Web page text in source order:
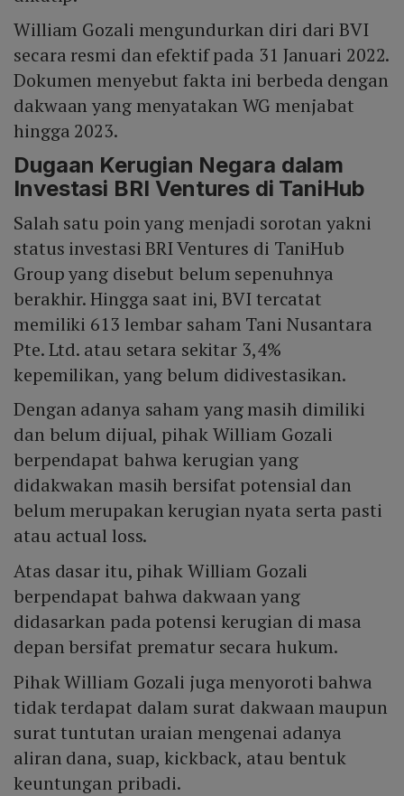
William Gozali mengundurkan diri dari BVI
secara resmi dan efektif pada 31 Januari 2022.
Dokumen menyebut fakta ini berbeda dengan
dakwaan yang menyatakan WG menjabat
hingga 2023.
Dugaan Kerugian Negara dalam
Investasi BRI Ventures di TaniHub
Salah satu poin yang menjadi sorotan yakni
status investasi BRI Ventures di TaniHub
Group yang disebut belum sepenuhnya
berakhir. Hingga saat ini, BVI tercatat
memiliki 613 lembar saham Tani Nusantara
Pte. Ltd. atau setara sekitar 3,4%
kepemilikan, yang belum didivestasikan.
Dengan adanya saham yang masih dimiliki
dan belum dijual, pihak William Gozali
berpendapat bahwa kerugian yang
didakwakan masih bersifat potensial dan
belum merupakan kerugian nyata serta pasti
atau actual loss.
Atas dasar itu, pihak William Gozali
berpendapat bahwa dakwaan yang
didasarkan pada potensi kerugian di masa
depan bersifat prematur secara hukum.
Pihak William Gozali juga menyoroti bahwa
tidak terdapat dalam surat dakwaan maupun
surat tuntutan uraian mengenai adanya
aliran dana, suap, kickback, atau bentuk
keuntungan pribadi.